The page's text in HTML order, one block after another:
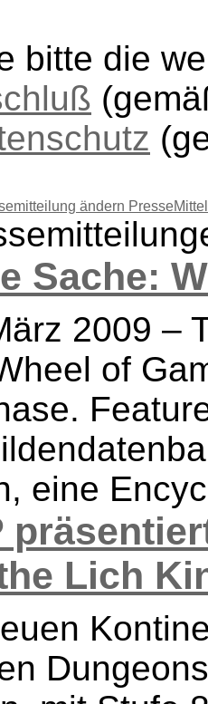
bitte die
ändern
Sache:
2009 –
of
eine
Lich